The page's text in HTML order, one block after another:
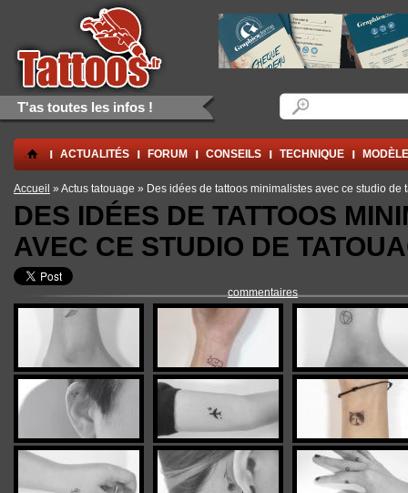
Aller au contenu principal
Skip to navigation
T'as toutes les infos !
. ACTUALITÉS FORUM CONSEILS TECHNIQUE
Vous êtes ici
Accueil » Actus tatouage » Des idées de tattoos minimalistes avec ce studio de
DES IDÉES DE TATTOOS
AVEC CE STUDIO DE
commentaires